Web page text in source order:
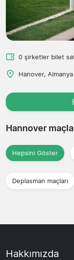
0 şirketler bilet
Hanover, Almanya
Hannover
Hepsini Göster
Deplasman maçları
Hakkımızda